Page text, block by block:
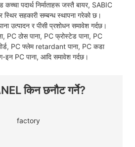
कच्चा पदार्थ निर्माताहरू जस्तै बायर, SABIC
स्थिर सहकारी सम्बन्ध स्थापना गरेको छ।
उत्पादन र पीसी प्रशोधन समावेश गर्दछ।
PC ठोस पाना, PC फ्रोस्टेड पाना, PC
PC फ्लेम retardant पाना, PC कडा
इन PC पाना, आदि समावेश गर्दछ।
किन छनौट गर्ने?